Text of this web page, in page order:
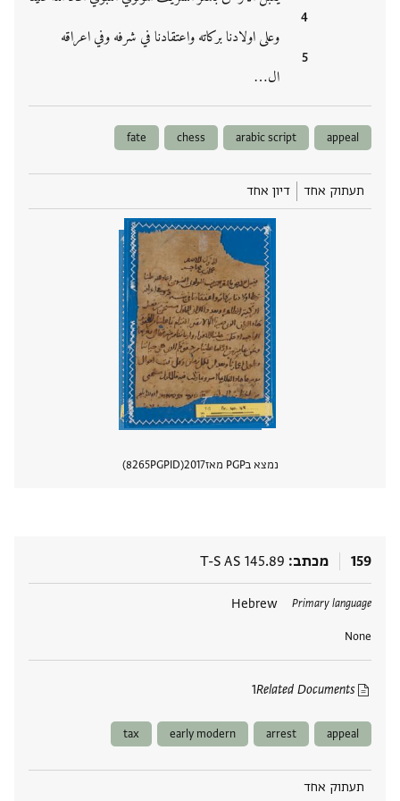
وعلى اولادنا بركاته واعتقادنا في شرفه وفي اعراقه
ال‮…
appeal
arabic script
chess
fate
תעתוק אחד דיון אחד
נמצא בPGP מאז 2017
PGPID
8265
159 מכתב T-S AS 145.89
Primary language
Hebrew
None
Related Documents
1
תגים
appeal
arrest
early modern
tax
תעתוק אחד